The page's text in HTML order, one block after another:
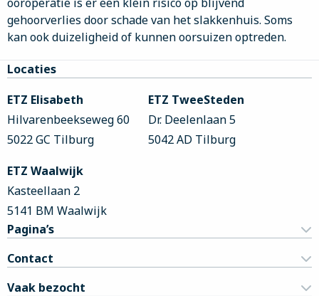
gehoorverlies door schade van het slakkenhuis. Soms
kan ook duizeligheid of kunnen oorsuizen optreden.
Site
footer
Locaties
ETZ Elisabeth
Hilvarenbeekseweg 60
5022 GC Tilburg
ETZ TweeSteden
Dr. Deelenlaan 5
5042 AD Tilburg
ETZ Waalwijk
Kasteellaan 2
5141 BM Waalwijk
Pagina’s
Contact
Vaak bezocht